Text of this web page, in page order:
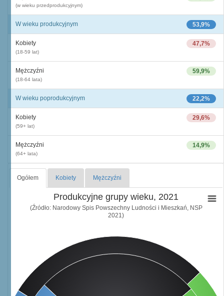
(w wieku przedprodukcyjnym)
53,9%
W wieku produkcyjnym
47,7%
Kobiety
(18-59 lat)
59,9%
Mężczyźni
(18-64 lata)
22,2%
W wieku poprodukcyjnym
29,6%
Kobiety
(59+ lat)
14,9%
Mężczyźni
(64+ lata)
Ogółem Kobiety Mężczyźni
Produkcyjne grupy wieku, 2021
(Źródło: Narodowy Spis Powszechny Ludności i Mieszkań, NSP
2021)